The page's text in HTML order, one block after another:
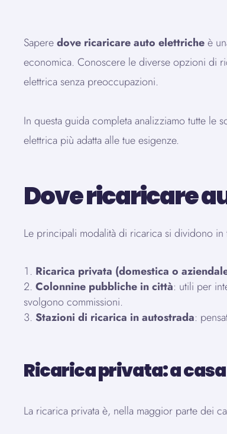
Saperedove ricaricare auto elettricheè
economica. Conoscere le diverse opzioni di
elettrica senza preoccupazioni.
In questa guida completa analizziamo tutte
elettrica più adatta alle tue esigenze.
Dove ricaricare
Le principali modalità di ricarica si dividono
Ricarica privata (domestica o
Colonnine pubbliche in città: utili per
svolgono commissioni.
Stazioni di ricarica in autostrada:
Ricarica privata: a
La ricarica privata è, nella maggior parte dei